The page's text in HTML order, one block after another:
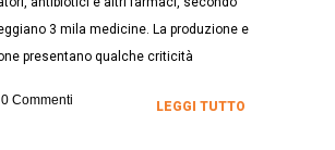
3 mila medicine. La produzione e
presentano qualche criticità
0 Commenti LEGGI TUTTO